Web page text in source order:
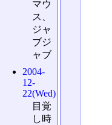
マウ
ス、
ジャ
ブジ
ャブ
2004-
12-
22(Wed)
目覚
し時